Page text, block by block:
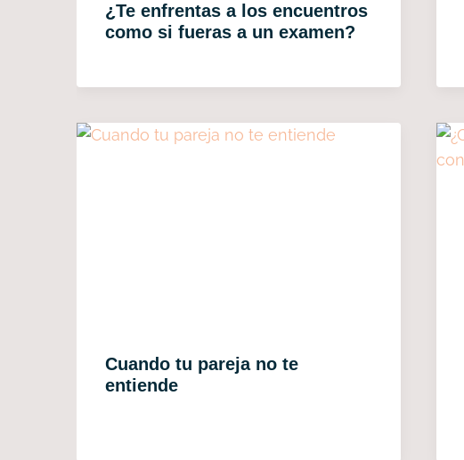
¿Te enfrentas a los encuentros
como si fueras a un examen?
Cuando tu pareja no te
entiende